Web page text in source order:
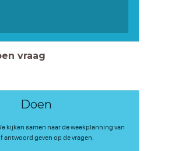
vraag
Doen
kijken samen naar de weekplanning van
antwoord geven op de vragen.